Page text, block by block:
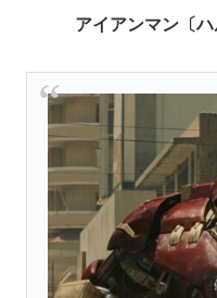
アイアンマン〔ハ